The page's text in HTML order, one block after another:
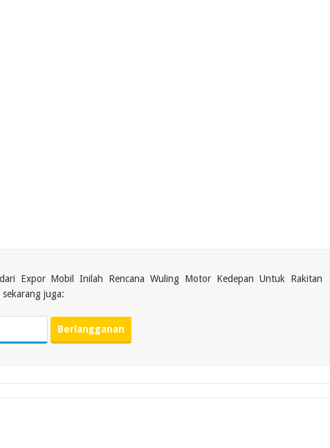
Expor Mobil Inilah Rencana Wuling Motor Kedepan Untuk Rakitan
juga: